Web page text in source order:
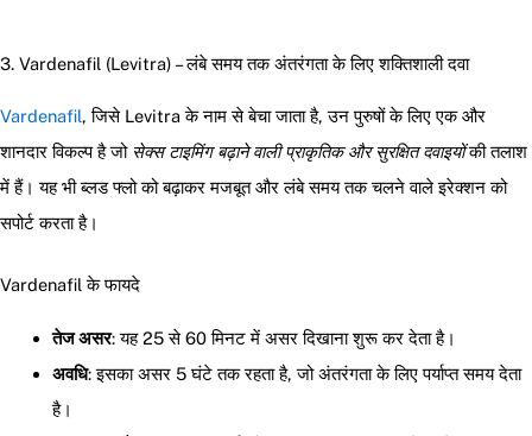
3. Vardenafil (Levitra) – लंबे समय तक अंतरंगता के लिए शक्तिशाली दवा
Vardenafil, जिसे Levitra के नाम से बेचा जाता है, उन पुरुषों के लिए एक और
शानदार विकल्प है जो सेक्स टाइमिंग बढ़ाने वाली प्राकृतिक और सुरक्षित दवाइयोंकी तलाश
में हैं। यह भी ब्लड फ्लो को बढ़ाकर मजबूत और लंबे समय तक चलने वाले इरेक्शन को
सपोर्ट करता है।
Vardenafil के फायदे
तेज असर: यह 25 से 60 मिनट में असर दिखाना शुरू कर देता है।
अवधि: इसका असर 5 घंटे तक रहता है, जो अंतरंगता के लिए पर्याप्त समय देता
है।